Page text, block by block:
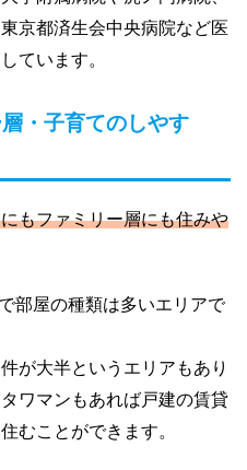
京都済生会中央病院など医
ています。
・子育てのしやす
もファミリー層にも住みや
部屋の種類は多いエリアで
が大半というエリアもあり
ワマンもあれば戸建の賃貸
むことができます。